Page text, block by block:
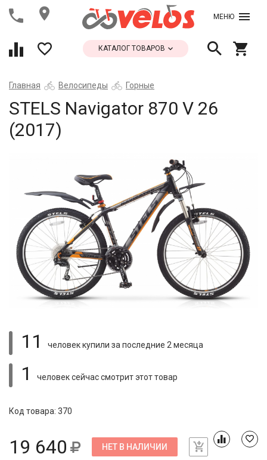
МЕНЮ
КАТАЛОГ ТОВАРОВ
Главная Велосипеды Горные
STELS Navigator 870 V 26
(2017)
11 человек купили за последние 2 месяца
1 человек сейчас смотритэтот товар
Код товара: 370
19 640 НЕТ В НАЛИЧИИ